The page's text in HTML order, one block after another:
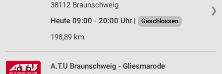
❯
38112 Braunschweig
Heute 09:00 - 20:00 Uhr |
Geschlossen
198,89 km
A.T.U Braunschweig - Gliesmarode